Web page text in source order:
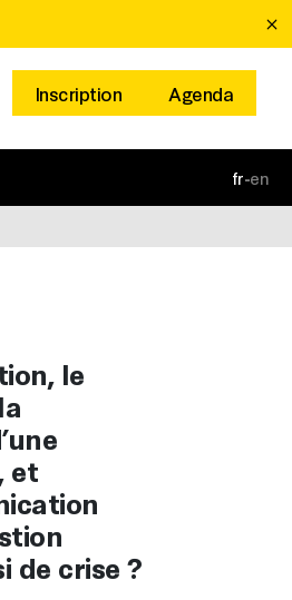
Inscription Agenda
en
-
fr
le
et
de crise ?